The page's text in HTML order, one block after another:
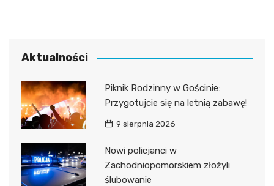
Aktualności
Piknik Rodzinny w Gościnie:
Przygotujcie się na letnią zabawę!
9 sierpnia 2026
Nowi policjanci w
Zachodniopomorskiem złożyli
ślubowanie